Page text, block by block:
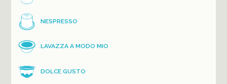
NESPRESSO
LAVAZZA A MODO MIO
DOLCE GUSTO